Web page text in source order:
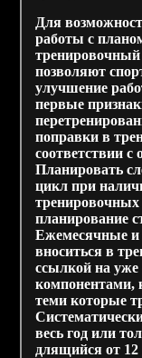
Для
работы с
тренировочный
позволяют
улучшение
первые
поправки в
соответствии
Планировать
цикл при
тренировочных
планирование
Ежемесячные и
вноситься в
ссылкой на
компонентами,
теми которые
весь год или
длящийся от 12